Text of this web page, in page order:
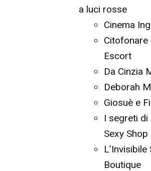
a luci rosse
Cinema
Citofonare
Escort
Da Cinzia
Deborah
Giosuè e
I segreti di
Sexy Shop
L’Invisibile
Boutique